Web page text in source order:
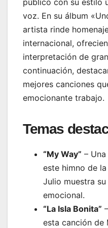
voz. En su álbum
artista rinde
internacional,
interpretación de
continuación,
mejores canciones
emocionante trabajo.
Temas
“My Way” –
este himno de
Julio muestra
emocional.
“La Isla Bonita”
esta canción de